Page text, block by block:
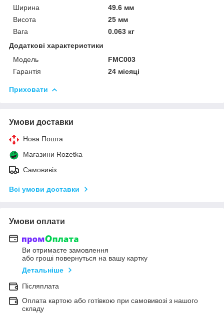
Ширина
49.6 мм
Висота
25 мм
Вага
0.063 кг
Додаткові характеристики
Модель
FMC003
Гарантія
24 місяці
Приховати
Умови доставки
Нова Пошта
Магазини Rozetka
Самовивіз
Всі умови доставки
Умови оплати
Ви отримаєте замовлення
або гроші повернуться на вашу картку
Детальніше
Післяплата
Оплата картою або готівкою при самовивозі з нашого
складу